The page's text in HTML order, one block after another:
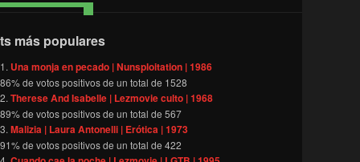
más populares
Una monja en pecado | Nunsploitation | 1986
86% de votos positivos de un total de 1528
Therese And Isabelle | Lezmovie culto | 1968
89% de votos positivos de un total de567
Malizia | Laura Antonelli | Erótica | 1973
91% de votos positivos de un total de422